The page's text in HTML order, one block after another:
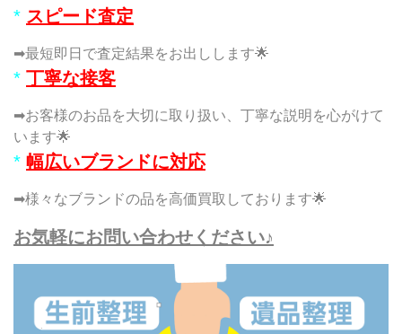
* スピード査定
➡最短即日で査定結果をお出しします🌟
* 丁寧な接客
➡お客様のお品を大切に取り扱い、丁寧な説明を心がけて
います🌟
* 幅広いブランドに対応
➡様々なブランドの品を高価買取しております🌟
お気軽にお問い合わせください♪